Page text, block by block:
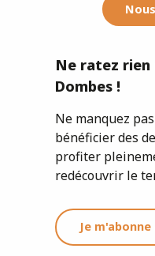
Ne ratez rien
Dombes !
Ne manquez
bénéficier des
profiter
redécouvrir le
Je m'abonne